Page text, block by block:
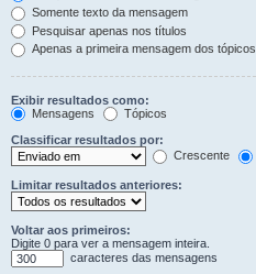
Somente texto da mensagem
Pesquisar apenas nos títulos
Apenas a primeira mensagem dos tópicos
Exibir resultados como:
Mensagens
Tópicos
Classificar resultados por:
Crescente
Limitar resultados anteriores:
Voltar aos primeiros:
Digite 0 para ver a mensagem inteira.
caracteres das mensagens